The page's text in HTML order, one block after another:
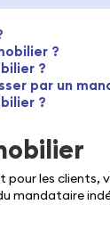
?
?
par un
?
les clients,
mandataire